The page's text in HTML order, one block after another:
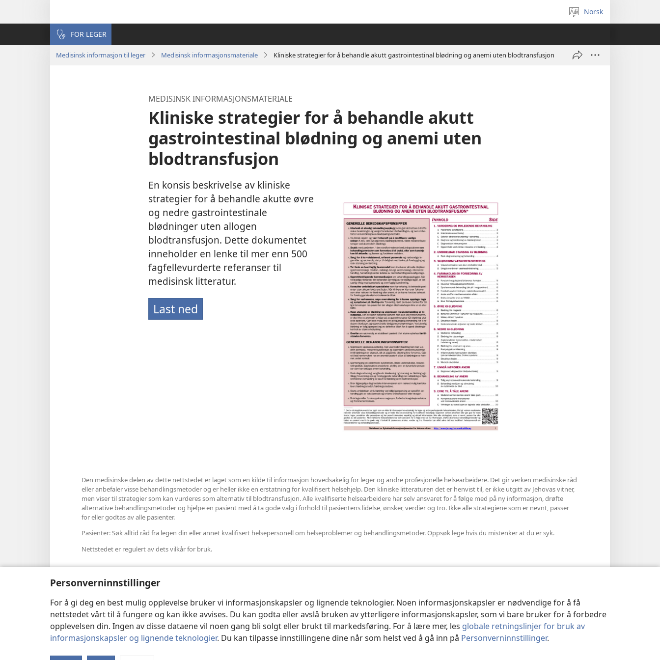
Personverninnstillinger
For å gi deg en best mulig opplevelse bruker vi informasjonskapsler og lignende teknologier. Noen informasjonskapsler er nødvendige for å få
nettstedet vårt til å fungere og kan ikke avvises. Du kan godta eller avslå bruken av ytterligere informasjonskapsler, som vi bare bruker for å forbedre
opplevelsen din. Ingen av disse dataene vil noen gang bli solgt eller brukt til markedsføring. For å lære mer, les globale retningslinjer for bruk av
informasjonskapsler og lignende teknologier. Du kan tilpasse innstillingene dine når som helst ved å gå inn på Personverninnstillinger.
Velg
språk
Norsk
FOR LEGER
Medisinsk informasjon til leger Medisinsk informasjonsmateriale Kliniske strategier for å behandle akutt gastrointestinal blødning og anemi uten blodtransfusjon
MEDISINSK INFORMASJONSMATERIALE
Kliniske strategier for å behandle akutt
gastrointestinal blødning og anemi uten
blodtransfusjon
En konsis beskrivelse av kliniske
strategier for å behandle akutte øvre
og nedre gastrointestinale
blødninger uten allogen
blodtransfusjon. Dette dokumentet
inneholder en lenke til mer enn 500
fagfellevurderte referanser til
medisinsk litteratur.
Last ned
Den medisinske delen av dette nettstedet er laget som en kilde til informasjon hovedsakelig for leger og andre profesjonelle helsearbeidere. Det gir verken medisinske råd
eller anbefaler visse behandlingsmetoder og er heller ikke en erstatning for kvalifisert helsehjelp. Den kliniske litteraturen det er henvist til, er ikke utgitt av Jehovas vitner,
men viser til strategier som kan vurderes som alternativ til blodtransfusjon. Alle kvalifiserte helsearbeidere har selv ansvaret for å følge med på ny informasjon, drøfte
alternative behandlingsmetoder og hjelpe en pasient med å ta gode valg i forhold til pasientens lidelse, ønsker, verdier og tro. Ikke alle strategiene som er nevnt, passer
for eller godtas av alle pasienter.
Pasienter: Søk alltid råd fra legen din eller annet kvalifisert helsepersonell om helseproblemer og behandlingsmetoder. Oppsøk lege hvis du mistenker at du er syk.
Nettstedet er regulert av dets vilkår for bruk.
Copyright© 2026 Watch Tower Bible and Tract Society of Pennsylvania. VILKÅR FOR BRUK|PERSONVERN|PERSONVERNINNSTILLINGER